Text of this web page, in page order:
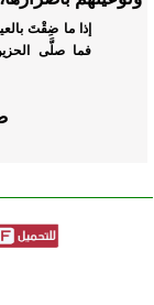
إذا ما ضِقْتَ
فما صلَّى